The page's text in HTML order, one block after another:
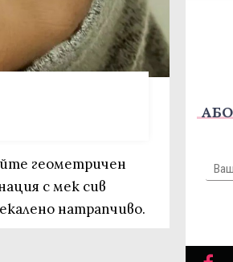
геометричен
с мек сив
натрапчиво.